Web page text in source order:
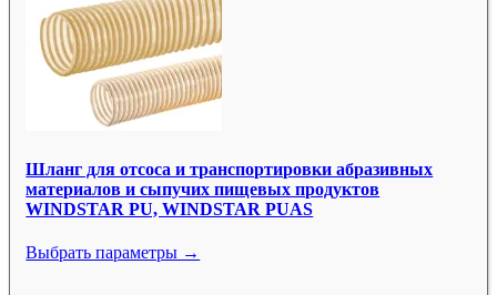
Шланг для отсоса и транспортировки абразивных
материалов и сыпучих пищевых продуктов
WINDSTAR PU, WINDSTAR PUAS
Выбрать параметры →